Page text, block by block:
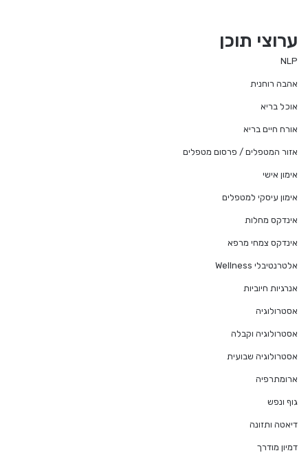
ערוצי תוכן
NLP
אהבה רוחנית
אוכל בריא
אורח חיים בריא
אזור המטפלים / פרסום מטפלים
אימון אישי
אימון עיסקי למטפלים
אינדקס מחלות
אינדקס צמחי מרפא
אלטרנטיבלי Wellness
אנרגיות חיוביות
אסטרולוגיה
אסטרולוגיה וקבלה
אסטרולוגיה שבועית
ארומתרפיה
גוף ונפש
דיאטה ותזונה
דמיון מודרך